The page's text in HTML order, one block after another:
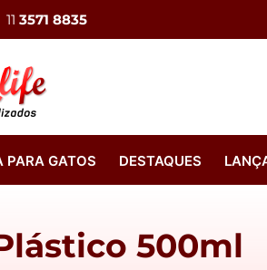
11 3571 8835
PARA GATOS DESTAQUES
500ml